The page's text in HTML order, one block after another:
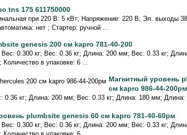
tns 175 611750000
при 220 В: 5 кВт; Напряжение: 220 В; Эл. выходы
нет ; Стартер: ручной ...
genesis 200 см kapro 781-40-200
0.300 кг; Вес: 0.36 кг; Длина: 200 мм; Вес: 0.33 кг;
в упаковке: 6 ...
Магнитный уровень
см kapro 986-44-200рм
0.36 кг; Длина: 200 мм; Вес: 0.33 кг; Длина: 180 мм;
plumbsite genesis 60 см kapro 781-40-60рм
0.300 кг; Вес: 0.36 кг; Длина: 200 мм; Вес: 0.33 кг;